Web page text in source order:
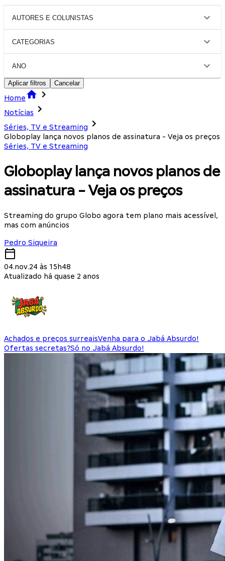
AUTORES E COLUNISTAS
CATEGORIAS
ANO
Aplicar filtros Cancelar
Home
Notícias
Séries, TV e Streaming
Globoplay lança novos planos de assinatura - Veja os preços
Séries, TV e Streaming
Globoplay lança novos planos de
assinatura - Veja os preços
Streaming do grupo Globo agora tem plano mais acessível,
mas com anúncios
Pedro Siqueira
04.nov.24 às 15h48
Atualizado há quase 2 anos
Achados e preços surreaisVenha para o Jabá Absurdo!
Ofertas secretas?Só no Jabá Absurdo!